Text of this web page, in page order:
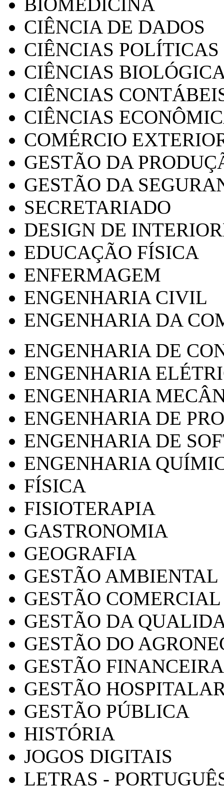
CIÊNCIA DE DADOS
CIÊNCIAS POLÍTICAS
CIÊNCIAS
CIÊNCIAS
CIÊNCIAS
COMÉRCIO
GESTÃO DA
GESTÃO DA
SECRETARIADO
DESIGN DE
EDUCAÇÃO FÍSICA
ENFERMAGEM
ENGENHARIA CIVIL
ENGENHARIA DA
ENGENHARIA DE
ENGENHARIA
ENGENHARIA
ENGENHARIA DE
ENGENHARIA DE
ENGENHARIA
FÍSICA
FISIOTERAPIA
GASTRONOMIA
GEOGRAFIA
GESTÃO AMBIENTAL
GESTÃO COMERCIAL
GESTÃO DA
GESTÃO DO
GESTÃO FINANCEIRA
GESTÃO
GESTÃO PÚBLICA
HISTÓRIA
JOGOS DIGITAIS
LETRAS -